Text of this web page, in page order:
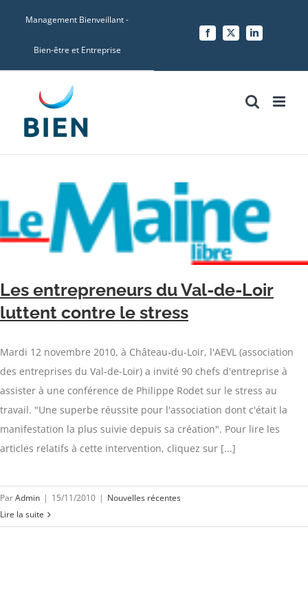
Management Bienveillant -
Bien-être et Entreprise
Facebook
X LinkedIn
Les entrepreneurs du Val-de-Loir
luttent contre le stress
Mardi 12 novembre 2010, à Château-du-Loir, l'AEVL (association
des entreprises du Val-de-Loir) a invité 90 chefs d'entreprise à
assister à une conférence de Philippe Rodet sur le stress au
travail. "Une superbe réussite pour l'association dont c'était la
manifestation la plus suivie depuis sa création". Pour lire les
articles relatifs à cette intervention, cliquez sur [...]
ParAdmin | 15/11/2010 | Nouvelles récentes
Lire la suite